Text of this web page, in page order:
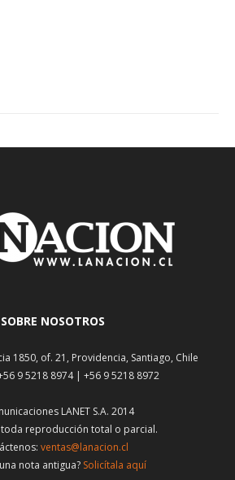
SOBRE NOSOTROS
1850, of. 21, Providencia, Santiago, Chile
9 5218 8974 | +56 9 5218 8972
LANET S.A. 2014
reproducción total o parcial.
ventas@lanacion.cl
nota antigua? Solicítala aquí